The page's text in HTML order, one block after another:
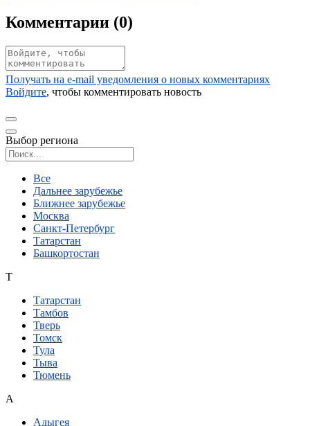
Комментарии (0)
Получать на e‑mail уведомления о новых комментариях
Войдите, чтобы комментировать новость
Выбор региона
Все
Дальнее зарубежье
Ближнее зарубежье
Москва
Санкт-Петербург
Татарстан
Башкортостан
Т
Татарстан
Тамбов
Тверь
Томск
Тула
Тыва
Тюмень
А
Адыгея